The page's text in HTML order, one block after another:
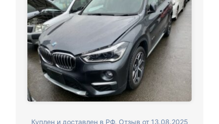
Куплен и доставлен в РФ. Отзыв от 13.08.2025